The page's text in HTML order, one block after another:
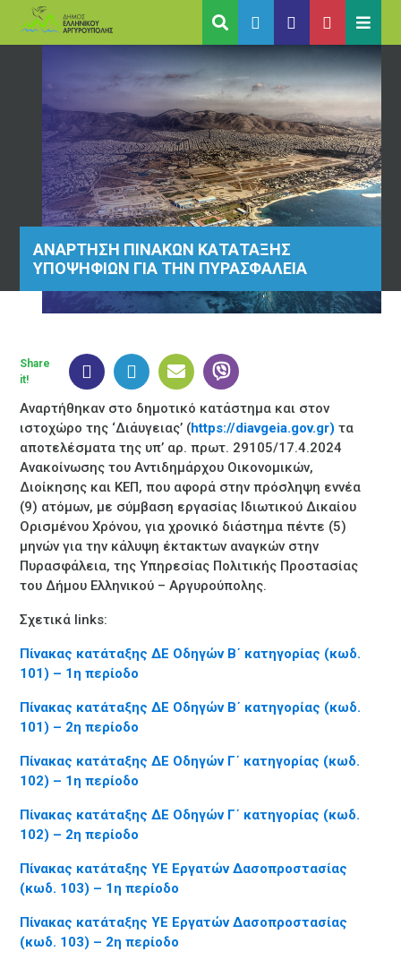
ΑΝΑΡΤΗΣΗ ΠΙΝΑΚΩΝ ΚΑΤΑΤΑΞΗΣ
ΥΠΟΨΗΦΙΩΝ ΓΙΑ ΤΗΝ ΠΥΡΑΣΦΑΛΕΙΑ
Αναρτήθηκαν στο δημοτικό κατάστημα και στον
ιστοχώρο της ‘Διάυγειας’ (https://diavgeia.gov.gr) τα
αποτελέσματα της υπ’ αρ. πρωτ. 29105/17.4.2024
Ανακοίνωσης του Αντιδημάρχου Οικονομικών,
Διοίκησης και ΚΕΠ, που αφορά στην πρόσληψη εννέα
(9) ατόμων, με σύμβαση εργασίας Ιδιωτικού Δικαίου
Ορισμένου Χρόνου, για χρονικό διάστημα πέντε (5)
μηνών για την κάλυψη έκτακτων αναγκών στην
Πυρασφάλεια, της Υπηρεσίας Πολιτικής Προστασίας
του Δήμου Ελληνικού – Αργυρούπολης.
Σχετικά links:
Πίνακας κατάταξης ΔΕ Οδηγών Β΄ κατηγορίας (κωδ.
101) – 1η περίοδο
Πίνακας κατάταξης ΔΕ Οδηγών Β΄ κατηγορίας (κωδ.
101) – 2η περίοδο
Πίνακας κατάταξης ΔΕ Οδηγών Γ΄ κατηγορίας (κωδ.
102) – 1η περίοδο
Πίνακας κατάταξης ΔΕ Οδηγών Γ΄ κατηγορίας (κωδ.
102) – 2η περίοδο
Πίνακας κατάταξης ΥΕ Εργατών Δασοπροστασίας
(κωδ. 103) – 1η περίοδο
Πίνακας κατάταξης ΥΕ Εργατών Δασοπροστασίας
(κωδ. 103) – 2η περίοδο
Share
it!